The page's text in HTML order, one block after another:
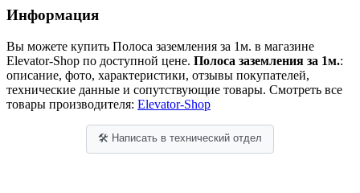
Информация
Вы можете купить Полоса заземления за 1м. в магазине
Elevator-Shop по доступной цене. Полоса заземления за 1м.:
описание, фото, характеристики, отзывы покупателей,
технические данные и сопутствующие товары. Смотреть все
товары производителя: Elevator-Shop
🛠 Написать в технический отдел